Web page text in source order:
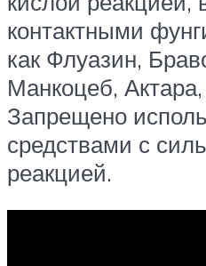
контактными
как Флуазин,
Манкоцеб, Актара,
Запрещено
средствами с
реакцией.